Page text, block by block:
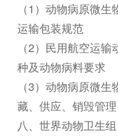
（1）动物病原微
运输包装规范
（2）民用航空运输
种及动物病料要求
（3）动物病原微
藏、供应、销毁管理
八、世界动物卫生组